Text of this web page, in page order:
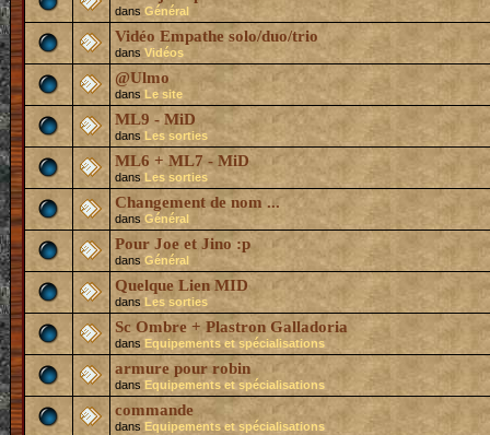
dans Général
Vidéo Empathe solo/duo/trio
dans Vidéos
@Ulmo
dans Le site
ML9 - MiD
dans Les sorties
ML6 + ML7 - MiD
dans Les sorties
Changement de nom ...
dans Général
Pour Joe et Jino :p
dans Général
Quelque Lien MID
dans Les sorties
Sc Ombre + Plastron Galladoria
dans Equipements et spécialisations
armure pour robin
dans Equipements et spécialisations
commande
dans Equipements et spécialisations